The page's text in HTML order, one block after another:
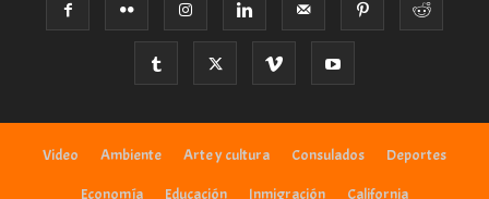
Video Ambiente Arte y cultura Consulados Deportes
Economía Educación Inmigración California